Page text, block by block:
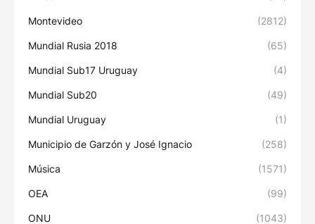
Montevideo (2812)
Mundial Rusia 2018 (65)
Mundial Sub17 Uruguay (4)
Mundial Sub20 (49)
Mundial Uruguay (1)
Municipio de Garzón y José Ignacio (258)
Música (1571)
OEA (99)
ONU (1043)